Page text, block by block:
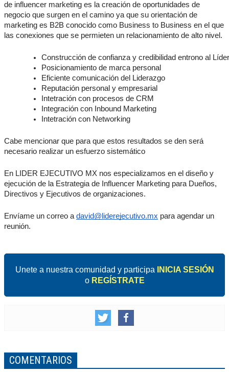
de influencer marketing es la creación de oportunidades de
negocio que surgen en el camino ya que su orientación de
marketing es B2B conocido como Business to Business en el que
las conexiones que se permieten un relacionamiento de alto nivel.
Construcción de confianza y credibilidad entrono al Líder
Posicionamiento de marca personal
Eficiente comunicación del Liderazgo
Reputación personal y empresarial
Intetración con procesos de CRM
Integración con Inbound Marketing
Intetración con Networking
Cabe mencionar que para que estos resultados se den será
necesario realizar un esfuerzo sistemático
En LIDER EJECUTIVO MX nos especializamos en el diseño y
ejecución de la Estrategia de Influencer Marketing para Dueños,
Directivos y Ejecutivos de organizaciones.
Envíame un correo a david@liderejecutivo.mx para agendar un
reunión.
Unete a nuestra comunidad y participa
INICIA SESIÓN
o REGÍSTRATE
COMENTARIOS